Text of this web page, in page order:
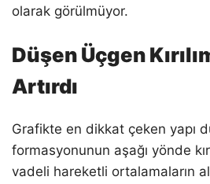
olarak görülmüyor.
Düşen Üçgen
Artırdı
Grafikte en dikkat çeken yapı
formasyonunun aşağı yönde
vadeli hareketli ortalamaların